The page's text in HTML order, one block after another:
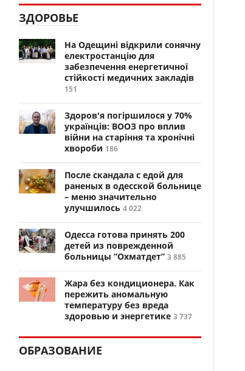
ЗДОРОВЬЕ
На Одещині відкрили сонячну
електростанцію для
забезпечення енергетичної
стійкості медичних закладів
151
Здоров'я погіршилося у 70%
українців: ВООЗ про вплив
війни на старіння та хронічні
хвороби 186
После скандала с едой для
раненых в одесской больнице
– меню значительно
улучшилось 4 022
Одесса готова принять 200
детей из поврежденной
больницы “Охматдет” 3 885
Жара без кондиционера. Как
пережить аномальную
температуру без вреда
здоровью и энергетике 3 737
ОБРАЗОВАНИЕ